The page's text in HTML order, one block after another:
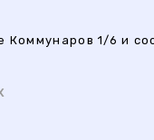
Коммунаров 1/6 и